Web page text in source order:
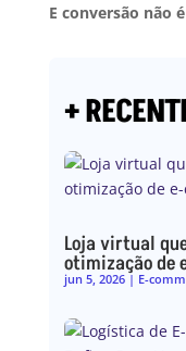
E conversão não
+
Loja virtual
otimização de
jun 5, 2026| E-